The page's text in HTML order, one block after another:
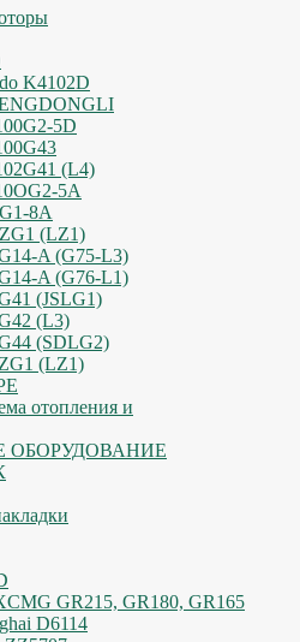
K4102D
5D
(L4)
5A
8A
(LZ1)
A (G75-L3)
A (G76-L1)
(JSLG1)
(L3)
(SDLG2)
(LZ1)
отопления и
ОБОРУДОВАНИЕ
GR215, GR180, GR165
D6114